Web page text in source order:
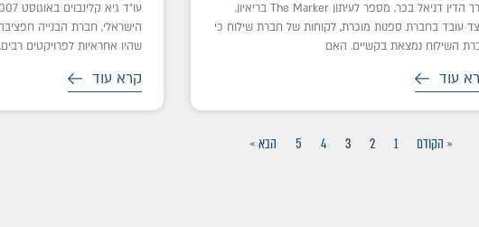
עורך הדין דניאל בכר, מספר לעיתון The Marker בריאיון,
עובד בחברת ספנות מוכרת, לקוחות של חברת שילוח כי
השילוח נמצאת בקשיים. האם
עוד
הישראלי, חברת הבנייה
שהיו אחראיות לפרויקטים
קרא עוד
« הקודם 1
2
3
4
5 הבא »